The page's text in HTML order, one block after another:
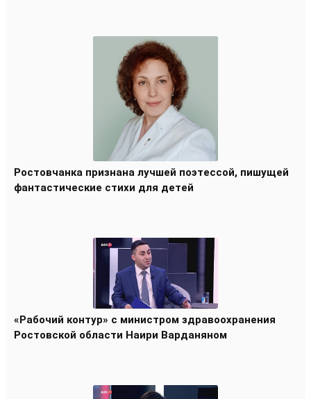
Ростовчанка признана лучшей поэтессой, пишущей
фантастические стихи для детей
«Рабочий контур» с министром здравоохранения
Ростовской области Наири Варданяном